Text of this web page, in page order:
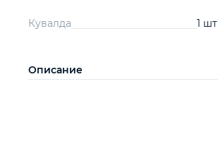
Кувалда 1 шт
Описание